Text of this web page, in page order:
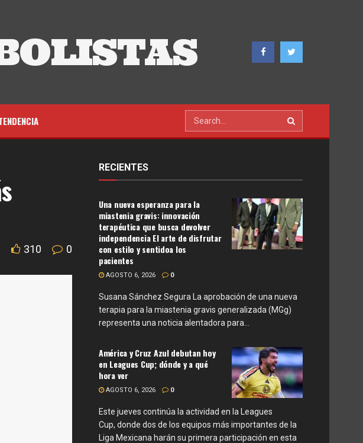
310 0
RECIENTES
Una nueva esperanza para la
miastenia gravis: innovación
terapéutica que busca devolver
independencia El arte de disfrutar
con estilo y sentidoa los
pacientes
AGOSTO 6, 2026 0
Susana Sánchez Segura La aprobación de una nueva
terapia para la miastenia gravis generalizada (MGg)
representa una noticia alentadora para...
América y Cruz Azul debutan hoy
en Leagues Cup; dónde y a qué
hora ver
AGOSTO 6, 2026 0
Este jueves continúa la actividad en la Leagues
Cup, donde dos de los equipos más importantes de la
Liga Mexicana harán su primera participación en esta